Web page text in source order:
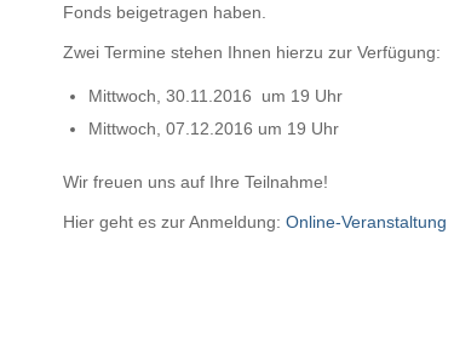
Fonds beigetragen haben.
Zwei Termine stehen Ihnen hierzu zur Verfügung:
Mittwoch, 30.11.2016 um 19 Uhr
Mittwoch, 07.12.2016 um 19 Uhr
Wir freuen uns auf Ihre Teilnahme!
Hier geht es zur Anmeldung: Online-Veranstaltung